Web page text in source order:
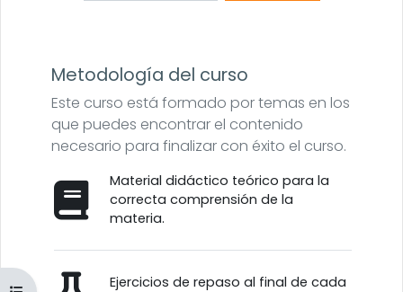
Metodología del curso
Este curso está formado por temas en los
que puedes encontrar el contenido
necesario para finalizar con éxito el curso.
Material didáctico teórico para la
correcta comprensión de la
materia.
Ejercicios de repaso al final de cada